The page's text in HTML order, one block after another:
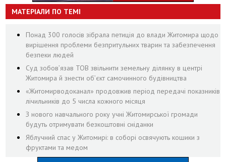
МАТЕРІАЛИ ПО ТЕМІ
Понад 300 голосів зібрала петиція до влади Житомира щодо
вирішення проблеми безпритульних тварин та забезпечення
безпеки людей
Суд зобов’язав ТОВ звільнити земельну ділянку в центрі
Житомира й знести об’єкт самочинного будівництва
«Житомирводоканал» продовжив період передачі показників
лічильників до 5 числа кожного місяця
З нового навчального року учні Житомирської громади
будуть отримувати безкоштовні сніданки
Яблучний спас у Житомирі: в соборі освячують кошики з
фруктами та медом